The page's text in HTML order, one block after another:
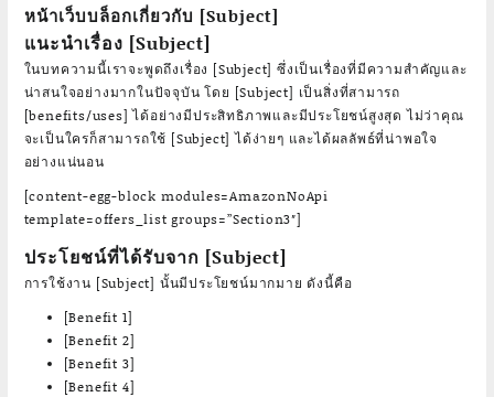
หน้าเว็บบล็อกเกี่ยวกับ [Subject]
แนะนำเรื่อง [Subject]
ในบทความนี้เราจะพูดถึงเรื่อง [Subject] ซึ่งเป็นเรื่องที่มีความสำคัญและ
น่าสนใจอย่างมากในปัจจุบัน โดย [Subject] เป็นสิ่งที่สามารถ
[benefits/uses] ได้อย่างมีประสิทธิภาพและมีประโยชน์สูงสุด ไม่ว่าคุณ
จะเป็นใครก็สามารถใช้ [Subject] ได้ง่ายๆ และได้ผลลัพธ์ที่น่าพอใจ
อย่างแน่นอน
[content-egg-block modules=AmazonNoApi
template=offers_list groups=”Section3″]
ประโยชน์ที่ได้รับจาก [Subject]
การใช้งาน [Subject] นั้นมีประโยชน์มากมาย ดังนี้คือ
[Benefit 1]
[Benefit 2]
[Benefit 3]
[Benefit 4]